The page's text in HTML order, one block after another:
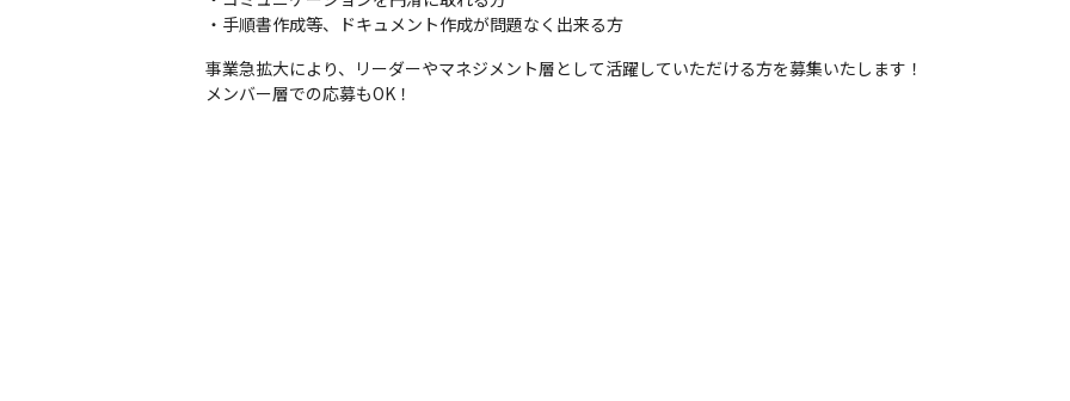
【オンサイトサポート】
幅広く保守業務を担っており、携われる業務幅は多岐に広がっております！
・手順書作成等、ドキュメント作成が問題なく出来る方
事業急拡大により、リーダーやマネジメント層として活躍していただける方を募集いたします！
メンバー層での応募もOK！